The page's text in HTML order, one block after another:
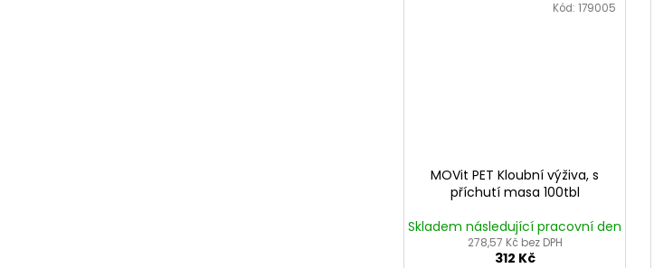
MOVit PET Kloubní výživa, s
příchutí masa 100tbl
Skladem následující pracovní den
278,57 Kč bez DPH
312 Kč
Kód:179005